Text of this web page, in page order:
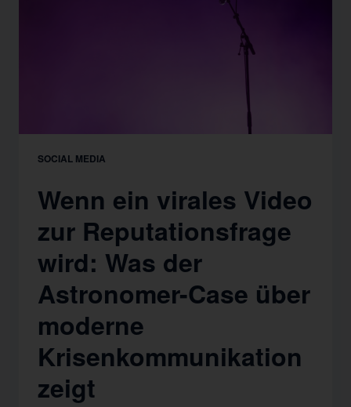
SOCIAL MEDIA
Wenn ein virales Video
zur Reputationsfrage
wird: Was der
Astronomer-Case über
moderne
Krisenkommunikation
zeigt